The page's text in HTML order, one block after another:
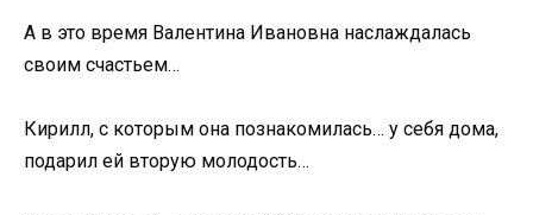
А в это время Валентина Ивановна наслаждалась
своим счастьем…
Кирилл, с которым она познакомилась… у себя дома,
подарил ей вторую молодость…